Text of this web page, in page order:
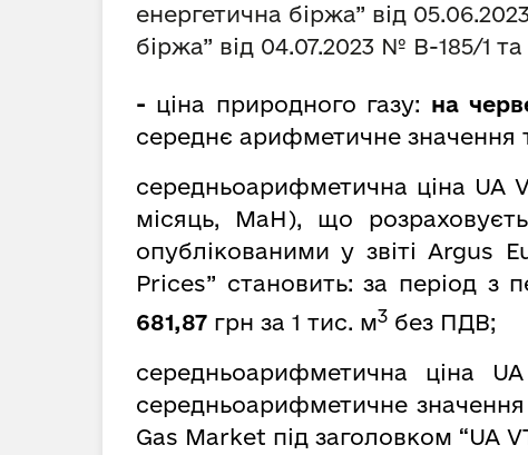
енергетична біржа” від
біржа” від 04.07.2023 № В-185/1
- ціна природного газу: на
середнє арифметичне значення
середньоарифметична ціна UA
місяць, MaH), що
опублікованими у звіті Argus
Prices” становить: за період з
681,87 грн за 1 тис. м3 без ПДВ;
середньоарифметична ціна
середньоарифметичне значення
Gas Market під заголовком “UA